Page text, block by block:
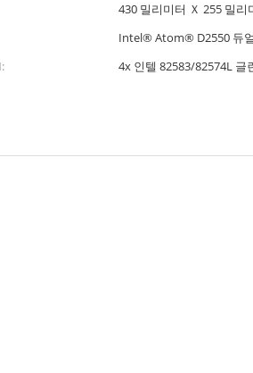
430 밀리미터 Ｘ 255 밀리
Intel® Atom® D2550 듀
4x 인텔 82583/82574L 글